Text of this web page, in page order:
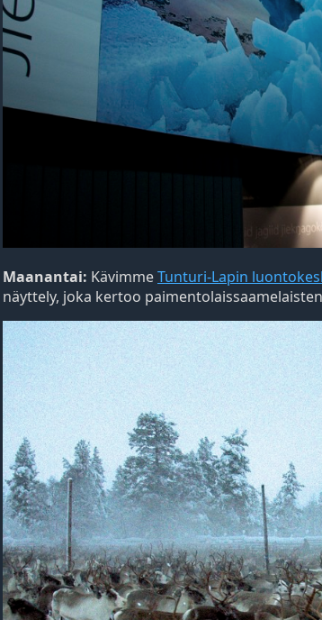
Maanantai: KävimmeTunturi-Lapin
näyttely, joka kertoo